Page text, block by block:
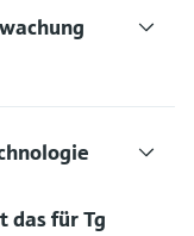
das für Tg